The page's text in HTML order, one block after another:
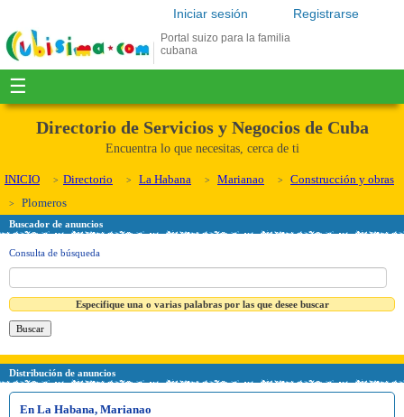
Registrarse
Iniciar sesión
Portal suizo para la familia
cubana
☰
Directorio de Servicios y Negocios de Cuba
Encuentra lo que necesitas, cerca de ti
INICIO Directorio La Habana Marianao
Construcción y obras
Plomeros
Buscador de anuncios
Consulta de búsqueda
Especifique una o varias palabras por las que desee buscar
Distribución de anuncios
En La Habana, Marianao